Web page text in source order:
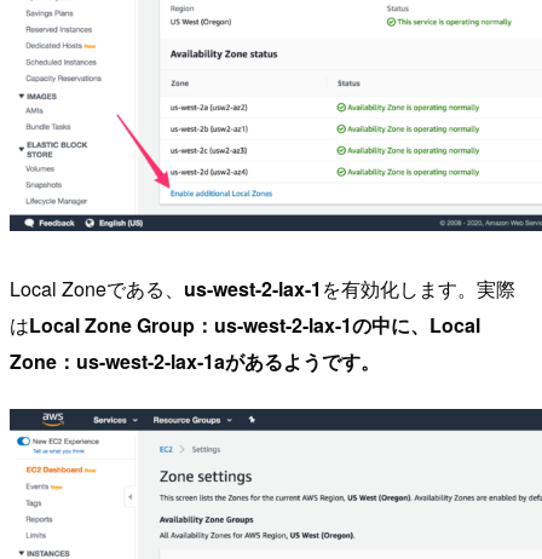
Local Zoneである、 us-west-2-lax-1 を有効化します。実際
はLocal Zone Group：us-west-2-lax-1の中に、Local
Zone：us-west-2-lax-1aがあるようです。